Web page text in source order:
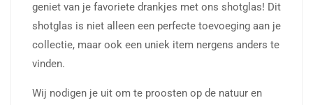
geniet van je favoriete drankjes met ons shotglas! Dit
shotglas is niet alleen een perfecte toevoeging aan je
collectie, maar ook een uniek item nergens anders te
vinden.
Wij nodigen je uit om te proosten op de natuur en